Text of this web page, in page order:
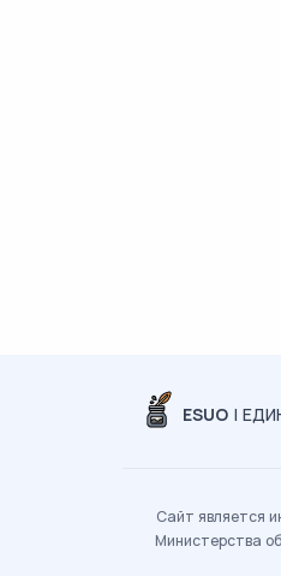
ESUO |
Сайт является
Министерства